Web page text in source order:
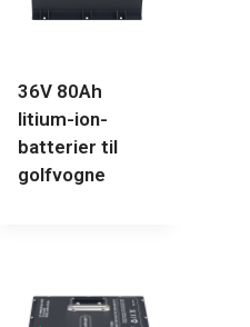
36V 80Ah
litium-ion-
batterier til
golfvogne